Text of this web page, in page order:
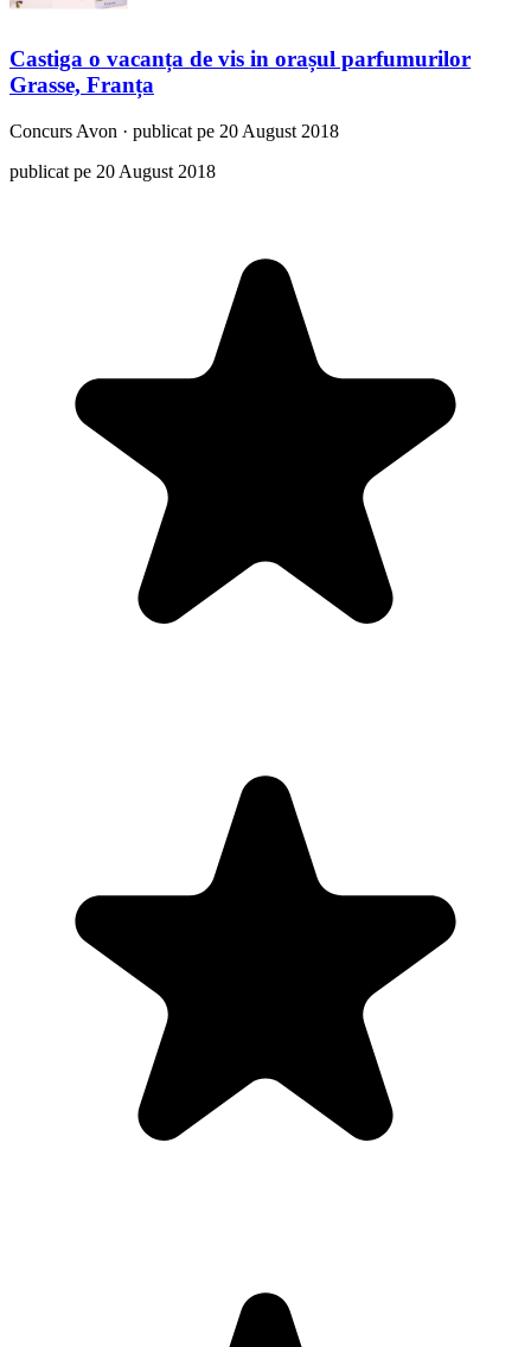
Castiga o vacanța de vis in orașul parfumurilor
Grasse, Franța
Concurs Avon · publicat pe 20 August 2018
publicat pe 20 August 2018